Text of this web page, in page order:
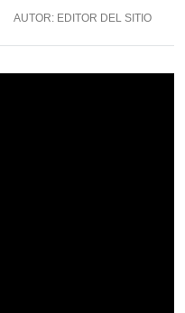
AUTOR: EDITOR DEL SITIO